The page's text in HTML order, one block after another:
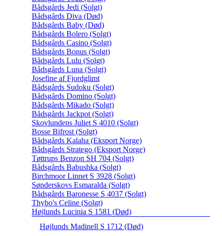
Bådsgårds Jedi (Solgt)
Bådsgårds Diva (Død)
Bådsgårds Baby (Død)
Bådsgårds Bolero (Solgt)
Bådsgårds Casino (Solgt)
Bådsgårds Bonus (Solgt)
Bådsgårds Lulu (Solgt)
Bådsgårds Luna (Solgt)
Josefine af Fjordglimt
Bådsgårds Sudoku (Solgt)
Bådsgårds Domino (Solgt)
Bådsgårds Mikado (Solgt)
Bådsgårds Jackpot (Solgt)
Skovlundens Juliet S 4010 (Solgt)
Bosse Bifrost (Solgt)
Bådsgårds Kalaha (Eksport Norge)
Bådsgårds Stratego (Eksport Norge)
Tøttrups Benzon SH 704 (Solgt)
Bådsgårds Babushka (Solgt)
Birchmoor Linnet S 3928 (Solgt)
Sønderskovs Esmaralda (Solgt)
Bådsgårds Baronesse S 4037 (Solgt)
Thybo's Celine (Solgt)
Højlunds Lucinia S 1581 (Død)
Højlunds Madinell S 1712 (Død)